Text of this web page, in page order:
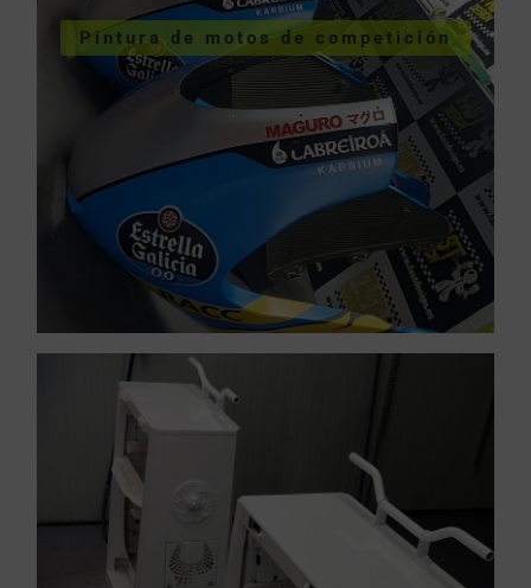
Pintura de motos de competición
Pintura de motos de
competición